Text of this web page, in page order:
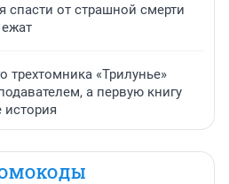
спасти от страшной смерти
трехтомника «Трилунье»
а первую книгу
история